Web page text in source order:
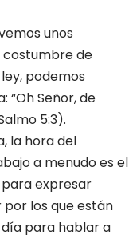
unos
costumbre de
podemos
“Oh Señor, de
5:3).
la hora del
a menudo es el
para expresar
los que están
para hablar a